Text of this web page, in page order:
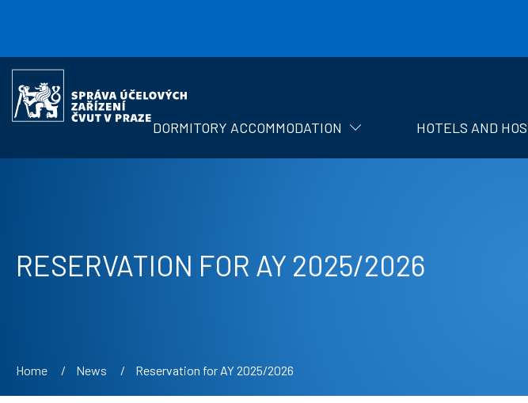
Správa
účelových
zařízení
DORMITORY ACCOMMODATION HOTELS AND
RESERVATION FOR AY 2025/2026
Breadcrumb
Home News Current:
Reservation for AY 2025/2026